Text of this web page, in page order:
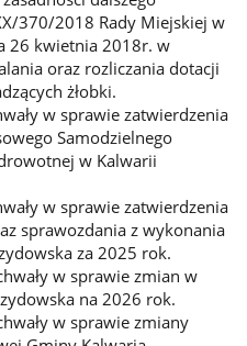
370/2018 Rady Miejskiej w
26 kwietnia 2018r. w
oraz rozliczania dotacji
żłobki.
w sprawie zatwierdzenia
Samodzielnego
w Kalwarii
w sprawie zatwierdzenia
sprawozdania z wykonania
za 2025 rok.
w sprawie zmian w
na 2026 rok.
w sprawie zmiany